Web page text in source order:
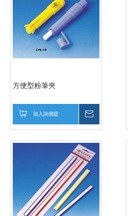
方便型粉筆夾
加入詢價籃